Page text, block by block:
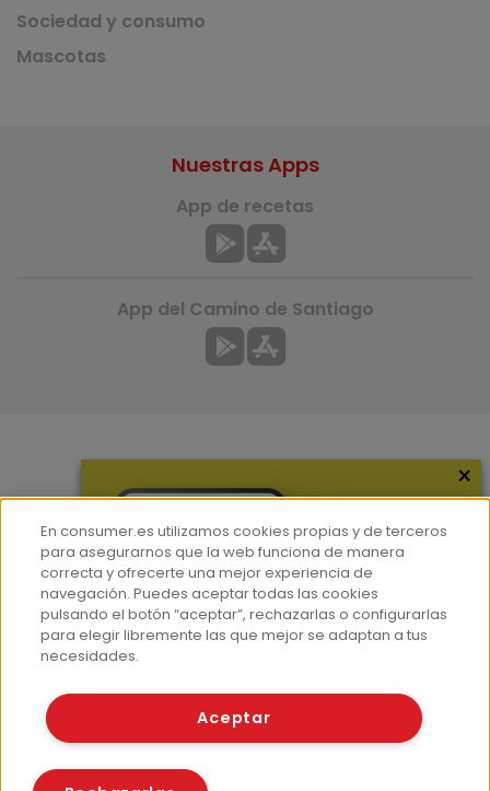
Sociedad y consumo
Mascotas
Hemeroteca
Contacto
Prensa
Corpus Lingüístico Consumer
Nuestras Apps
App de recetas
App del Camino de Santiago
© Fundación EROSKI
Políticas de cookies
×
En consumer.es utilizamos cookies propias y de terceros
para asegurarnos que la web funciona de manera
correcta y ofrecerte una mejor experiencia de
navegación. Puedes aceptar todas las cookies
pulsando el botón “aceptar”, rechazarlas o configurarlas
para elegir libremente las que mejor se adaptan a tus
necesidades.
Aceptar